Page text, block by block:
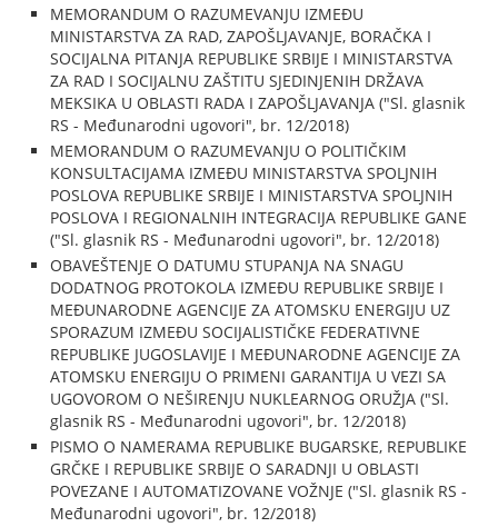
MEMORANDUM O RAZUMEVANJU IZMEĐU
MINISTARSTVA ZA RAD, ZAPOŠLJAVANJE, BORAČKA I
SOCIJALNA PITANJA REPUBLIKE SRBIJE I MINISTARSTVA
ZA RAD I SOCIJALNU ZAŠTITU SJEDINJENIH DRŽAVA
MEKSIKA U OBLASTI RADA I ZAPOŠLJAVANJA ("Sl. glasnik
RS - Međunarodni ugovori", br. 12/2018)
MEMORANDUM O RAZUMEVANJU O POLITIČKIM
KONSULTACIJAMA IZMEĐU MINISTARSTVA SPOLJNIH
POSLOVA REPUBLIKE SRBIJE I MINISTARSTVA SPOLJNIH
POSLOVA I REGIONALNIH INTEGRACIJA REPUBLIKE GANE
("Sl. glasnik RS - Međunarodni ugovori", br. 12/2018)
OBAVEŠTENJE O DATUMU STUPANJA NA SNAGU
DODATNOG PROTOKOLA IZMEĐU REPUBLIKE SRBIJE I
MEĐUNARODNE AGENCIJE ZA ATOMSKU ENERGIJU UZ
SPORAZUM IZMEĐU SOCIJALISTIČKE FEDERATIVNE
REPUBLIKE JUGOSLAVIJE I MEĐUNARODNE AGENCIJE ZA
ATOMSKU ENERGIJU O PRIMENI GARANTIJA U VEZI SA
UGOVOROM O NEŠIRENJU NUKLEARNOG ORUŽJA ("Sl.
glasnik RS - Međunarodni ugovori", br. 12/2018)
PISMO O NAMERAMA REPUBLIKE BUGARSKE, REPUBLIKE
GRČKE I REPUBLIKE SRBIJE O SARADNJI U OBLASTI
POVEZANE I AUTOMATIZOVANE VOŽNJE ("Sl. glasnik RS -
Međunarodni ugovori", br. 12/2018)